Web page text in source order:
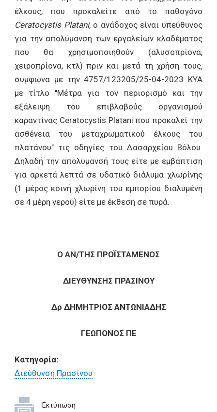
έλκους, που προκαλείτε από το παθογόνο
Ceratocystis Platani, ο ανάδοχος είναι υπεύθυνος
για την απολύμανση των εργαλείων κλαδέματος
που θα χρησιμοποιηθούν (αλυσοπρίονα,
χειροπρίονα, κτλ) πριν και μετά τη χρήση τους,
σύμφωνα με την 4757/123205/25-04-2023 ΚΥΑ
με τίτλο "Μέτρα για τον περιορισμό και την
εξάλειψη του επιβλαβούς οργανισμού
καραντίνας Ceratocystis Platani που προκαλεί την
ασθένεια του μεταχρωματικού έλκους του
πλατάνου" τις οδηγίες του Δασαρχείου Βόλου.
Δηλαδή την απολύμανσή τους είτε με εμβάπτιση
για αρκετά λεπτά σε υδατικό διάλυμα χλωρίνης
(1 μέρος κοινή χλωρίνη του εμπορίου διαλυμένη
σε 4 μέρη νερού) είτε με έκθεση σε πυρά.
Ο ΑΝ/ΤΗΣ ΠΡΟΪΣΤΑΜΕΝΟΣ
ΔΙΕΥΘΥΝΣΗΣ ΠΡΑΣΙΝΟΥ
Δρ ΔΗΜΗΤΡΙΟΣ ΑΝΤΩΝΙΑΔΗΣ
ΓΕΩΠΟΝΟΣ ΠΕ
Κατηγορία:
Διεύθυνση Πρασίνου
Εκτύπωση